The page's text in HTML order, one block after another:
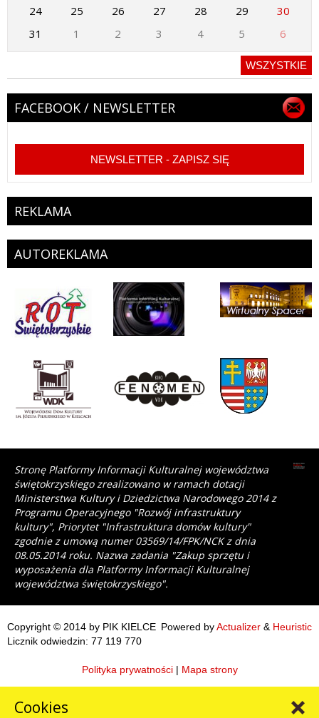
24
25 26 27 28 29
30
31
1 2 3 4 5 6
WSZYSTKIE
FACEBOOK / NEWSLETTER
NEWSLETTER - ZAPISZ SIĘ
REKLAMA
AUTOREKLAMA
Stronę Platformy Informacji Kulturalnej województwa
świętokrzyskiego zrealizowano w ramach dotacji
Ministerstwa Kultury i Dziedzictwa Narodowego 2014 z
Programu Operacyjnego "Rozwój infrastruktury
kultury", Priorytet "Infrastruktura domów kultury"
zgodnie z umową numer 03569/14/FPK/NCK z dnia
08.05.2014 roku. Nazwa zadania "Zakup sprzętu i
wyposażenia dla Platformy Informacji Kulturalnej
województwa świętokrzyskiego".
Powered byActualizer & Heuristic
Copyright © 2014 by PIK KIELCE
Licznik odwiedzin: 77 119 770
Polityka prywatności | Mapa strony
Cookies